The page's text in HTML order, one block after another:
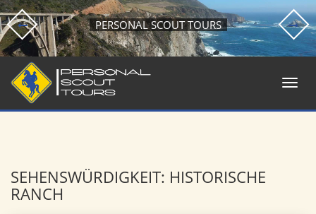
PERSONAL SCOUT TOURS
SEHENSWÜRDIGKEIT: HISTORISCHE
RANCH